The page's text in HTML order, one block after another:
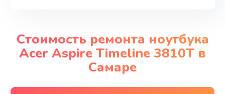
Стоимость ремонта ноутбука
Acer Aspire Timeline 3810T в
Самаре